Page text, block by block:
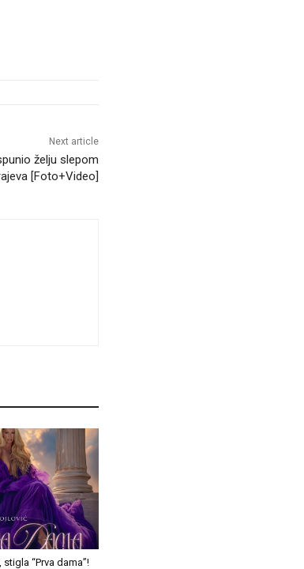
Next article
želju slepom
[Foto+Video]
“Prva dama”!